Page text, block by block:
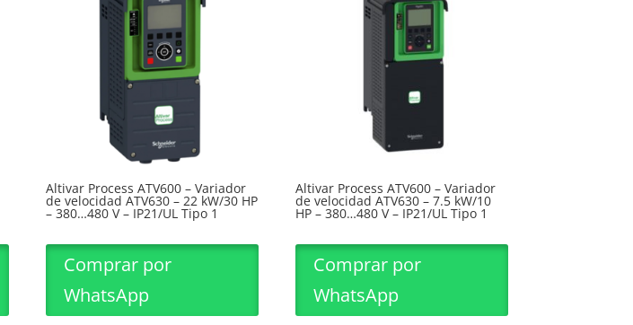
Altivar Process ATV600 – Variador
de velocidad ATV630 – 22 kW/30 HP
– 380…480 V – IP21/UL Tipo 1
Comprar por
WhatsApp
Altivar Process ATV600 – Variador
de velocidad ATV630 – 7.5 kW/10
HP – 380…480 V – IP21/UL Tipo 1
Comprar por
WhatsApp